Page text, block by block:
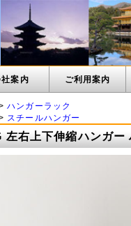
案内 ご利用案内
ハンガーラック
スチールハンガー
左右上下伸縮ハンガ